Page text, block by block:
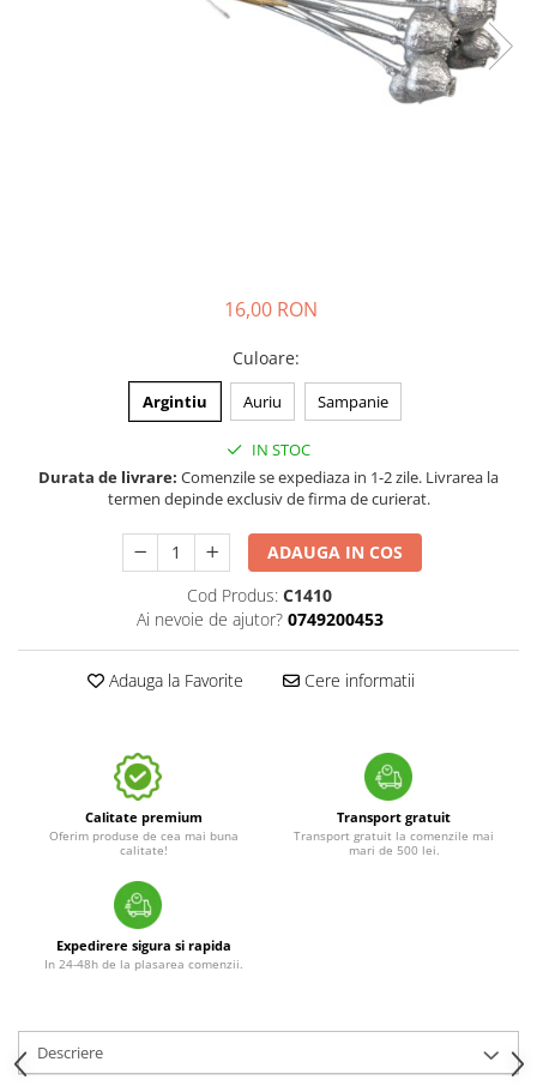
16,00 RON
Culoare:
Argintiu Auriu Sampanie
IN STOC
Durata de livrare: Comenzile se expediaza in 1-2 zile. Livrarea la
termen depinde exclusiv de firma de curierat.
ADAUGA IN COS
Cod Produs: C1410
Ai nevoie de ajutor? 0749200453
Adauga la Favorite Cere informatii
Calitate premium
Oferim produse de cea mai buna
calitate!
Transport gratuit
Transport gratuit la comenzile mai
mari de 500 lei.
Expedirere sigura si rapida
In 24-48h de la plasarea comenzii.
Descriere